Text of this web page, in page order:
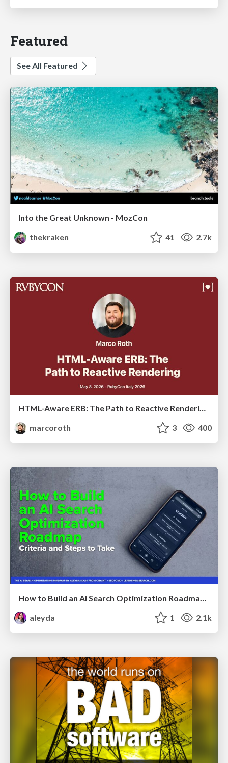
Featured
See All Featured
Into the Great Unknown - MozCon
thekraken
41 2.7k
HTML-Aware ERB: The Path to Reactive Rendering @ RubyCon 2026, Rimini, Italy
marcoroth
3 400
How to Build an AI Search Optimization Roadmap - Criteria and Steps to Take #SEOIRL
aleyda
1 2.1k